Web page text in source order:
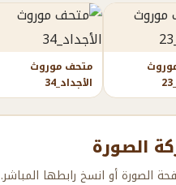
متحف موروث
الأجداد_34
الصورة
الصورة أو انسخ رابطها المباشر.